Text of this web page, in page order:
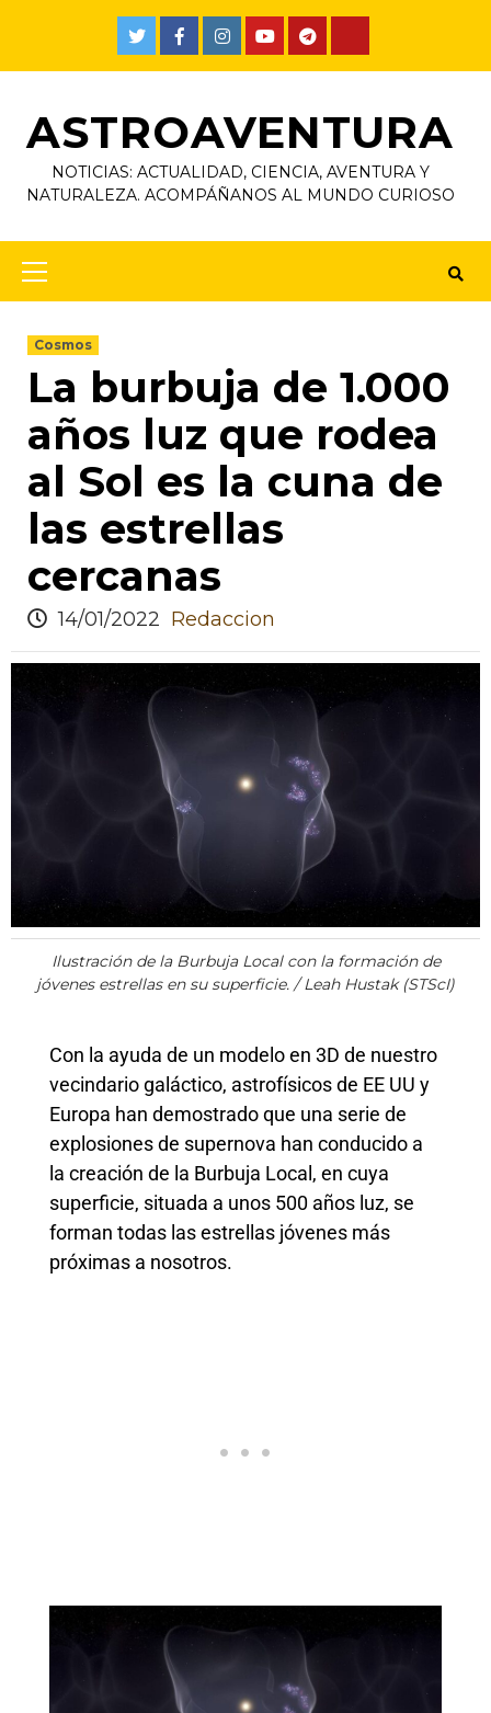
ASTROAVENTURA
NOTICIAS: ACTUALIDAD, CIENCIA, AVENTURA Y
NATURALEZA. ACOMPÁÑANOS AL MUNDO CURIOSO
Cosmos
La burbuja de 1.000
años luz que rodea
al Sol es la cuna de
las estrellas
cercanas
14/01/2022 Redaccion
Ilustración de la Burbuja Local con la formación de
jóvenes estrellas en su superficie. / Leah Hustak (STScI)
Con la ayuda de un modelo en 3D de nuestro
vecindario galáctico, astrofísicos de EE UU y
Europa han demostrado que una serie de
explosiones de supernova han conducido a
la creación de la Burbuja Local, en cuya
superficie, situada a unos 500 años luz, se
forman todas las estrellas jóvenes más
próximas a nosotros.